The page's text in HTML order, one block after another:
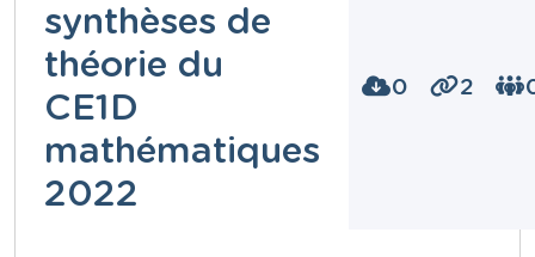
synthèses de
théorie du
CE1D
mathématiques
2022
0 2